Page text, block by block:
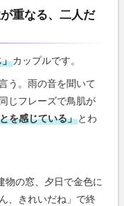
重なる、二人だ
」カップルです。
う。雨の音を聞いて
じフレーズで鳥肌が
を感じている」とわ
物の窓、夕日で金色に
、きれいだね」で終